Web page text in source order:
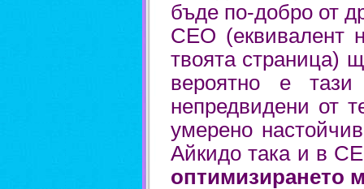
бъде по-добро от
СЕО (еквивалент
твоята страница)
вероятно е
непредвидени от
умерено
Айкидо така и в
оптимизирането